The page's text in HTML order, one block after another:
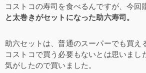
コストコの寿司を食べるんですが、今回
と太巻きがセットになった助六寿司。
助六セットは、普通のスーパーでも買え
コストコで買う必要もないとは思いまし
気がしたので買いました。